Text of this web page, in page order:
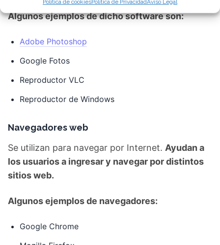
Política de cookiesPolítica de PrivacidadAviso Legal
Navegadores web
Se utilizan para navegar por Internet.
los usuarios a ingresar y navegar por distintos
sitios web.
Algunos ejemplos de navegadores:
Mozilla Firefox